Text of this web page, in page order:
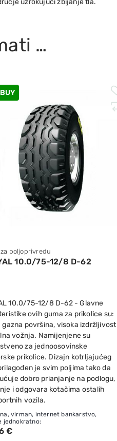
uzrokujući zbijanje tla.
…
poljoprivredu
10.0/75-12/8 D-62
10.0/75-12/8 D-62 - Glavne
ovih guma za prikolice su:
gazna površina, visoka izdržljivost
vožnja. Namijenjene su
za jednoosovinske
prikolice. Dizajn kotrljajućeg
je svim poljima tako da
dobro prianjanje na podlogu,
i odgovara kotačima ostalih
vozila.
virman, internet bankarstvo,
jednokratno:
€